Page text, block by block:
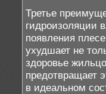
Третье
гидроизоляции
появления
ухудшает не
здоровье
предотвращает
в идеальном